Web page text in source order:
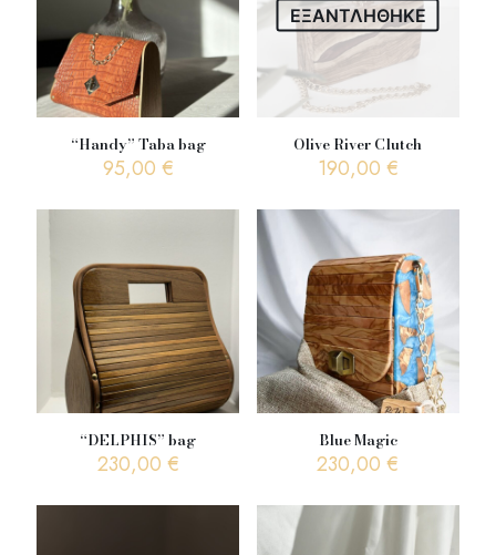
“Handy” Taba bag
95,00 €
ΕΞΑΝΤΛΗΘΗΚΕ
Olive River Clutch
190,00 €
“DELPHIS” bag
230,00 €
Blue Magic
230,00€